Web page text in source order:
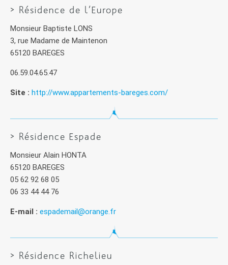
> Résidence de l’Europe
Monsieur Baptiste LONS
3, rue Madame de Maintenon
65120 BAREGES
06.59.04.65.47
Site : http://www.appartements-bareges.com/
> Résidence Espade
Monsieur Alain HONTA
65120 BAREGES
05 62 92 68 05
06 33 44 44 76
E-mail : espademail@orange.fr
> Résidence Richelieu